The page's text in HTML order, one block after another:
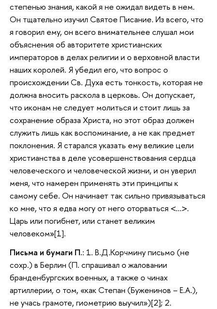
степенью знания, какой я не ожидал видеть в нем.
Он тщательно изучил Святое Писание. Из всего, что
я говорил ему, он всего внимательнее слушал мои
объяснения об авторитете христианских
императоров в делах религии и о верховной власти
наших королей. Я убедил его, что вопрос о
происхождении Св. Духа есть тонкость, которая не
должна вносить раскола в церковь. Он допускает,
что иконам не следует молиться и стоит лишь за
сохранение образа Христа, но этот образ должен
служить лишь как воспоминание, а не как предмет
поклонения. Я старался указать ему великие цели
христианства в деле усовершенствования сердца
человеческого и человеческой жизни, и он уверил
меня, что намерен применять эти принципы к
самому себе. Он начинает так сильно привязываться
ко мне, что я едва могу от него оторваться <…>.
Царь или погибнет, или станет великим
человеком»[1].
Письма и бумаги П.: 1. В.Д.Корчмину письмо (не
сохр.) в Берлин (П. спрашивал о жаловании
бранденбургских военных, а также о чинах
артиллерии, о том, «как Степан (Буженинов – Е.А.),
не учась грамоте, гиометрию выучил»)[2]; 2.